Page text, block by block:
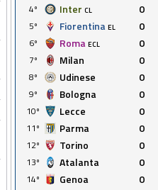
4º
Inter CL 0
5º
Fiorentina EL 0
6º
Roma ECL 0
7º
Milan 0
8º
Udinese 0
9º
Bologna 0
10º
Lecce 0
11º
Parma 0
12º
Torino 0
13º
Atalanta 0
14º
Genoa 0